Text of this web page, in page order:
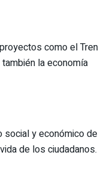
como el Tren
la economía
social y económico de
de los ciudadanos.